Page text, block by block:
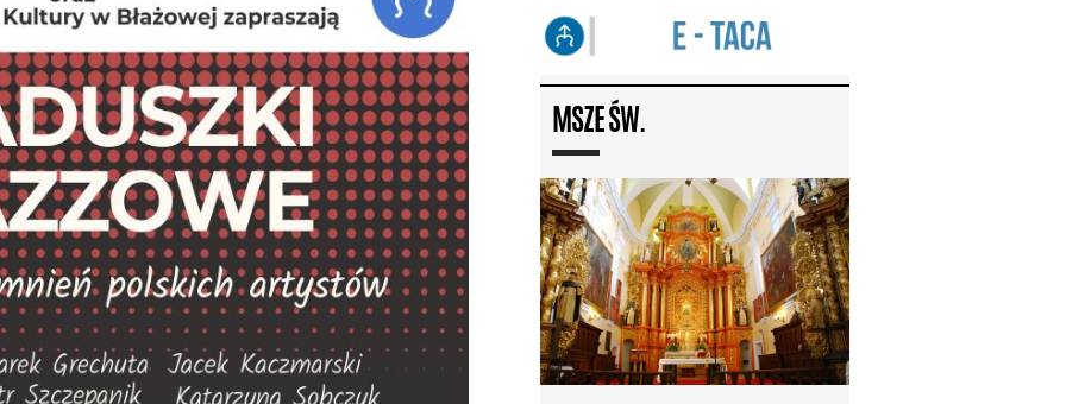
MSZE ŚW.